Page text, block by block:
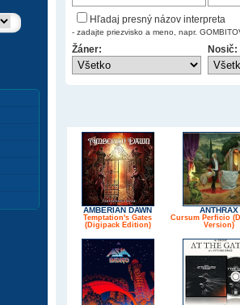
Hľadaj presný názov interpreta
- zadajte priezvisko a meno, napr.
Žáner: Nosič:
AMBERIAN DAWN
Temptation's Gates
(Digipack Edition)
ANTHRAX
Cursum Perficio
Version)